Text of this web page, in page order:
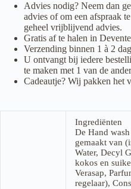
Advies nodig? Neem dan
advies of om een afspraak
geheel vrijblijvend advies.
Gratis af te halen in
Verzending binnen 1 à 2
U ontvangt bij iedere
te maken met 1 van de
Cadeautje? Wij pakken het
Ingrediënten
De Hand
gemaakt van
Water, Decyl
kokos en
Verasap,
regelaar),